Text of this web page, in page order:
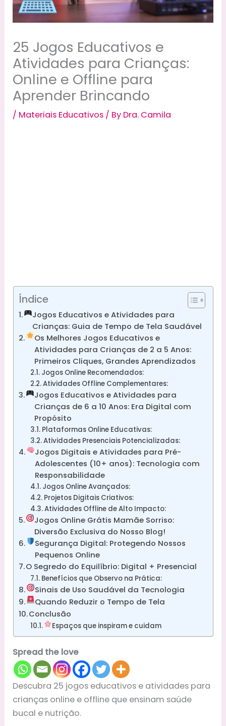
25 Jogos Educativos e
Atividades para Crianças:
Online e Offline para
Aprender Brincando
/ Materiais Educativos / By Dra. Camila
Índice
Jogos Educativos e Atividades para
Crianças: Guia de Tempo de Tela Saudável
Os Melhores Jogos Educativos e
Atividades para Crianças de 2 a 5 Anos:
Primeiros Cliques, Grandes Aprendizados
Jogos Online Recomendados:
Atividades Offline Complementares:
Jogos Educativos e Atividades para
Crianças de 6 a 10 Anos: Era Digital com
Propósito
Plataformas Online Educativas:
Atividades Presenciais Potencializadas:
Jogos Digitais e Atividades para Pré-
Adolescentes (10+ anos): Tecnologia com
Responsabilidade
Jogos Online Avançados:
Projetos Digitais Criativos:
Atividades Offline de Alto Impacto:
Jogos Online Grátis Mamãe Sorriso:
Diversão Exclusiva do Nosso Blog!
Segurança Digital: Protegendo Nossos
Pequenos Online
O Segredo do Equilíbrio: Digital + Presencial
Benefícios que Observo na Prática:
Sinais de Uso Saudável da Tecnologia
Quando Reduzir o Tempo de Tela
Conclusão
Espaços que inspiram e cuidam
Spread the love
Descubra 25 jogos educativos e atividades para
crianças online e offline que ensinam saúde
bucal e nutrição.